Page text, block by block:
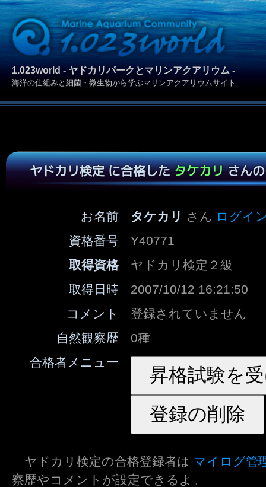
1.023world - ヤドカリパークとマリンアクアリウム -
海洋の仕組みと細菌・微生物から学ぶマリンアクアリウムサイト
ヤドカリ検定 に合格したタケカリさん
お名前 タケカリ さん ログイ
資格番号
Y40771
取得資格
ヤドカリ検定２級
取得日時
2007/10/12 16:21:50
コメント
登録されていません
自然観察歴
0種
合格者メニュー
ヤドカリ検定の合格登録者は マイログ管
察歴やコメントが設定できるよ。